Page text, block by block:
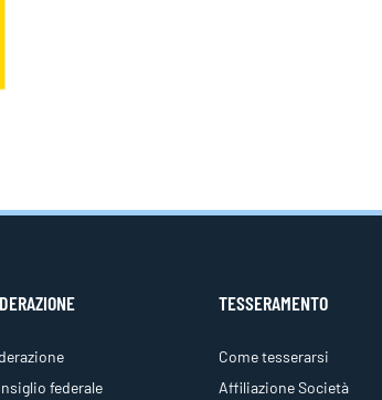
federale
TESSERAMENTO
Come tesserarsi
Affiliazione Società